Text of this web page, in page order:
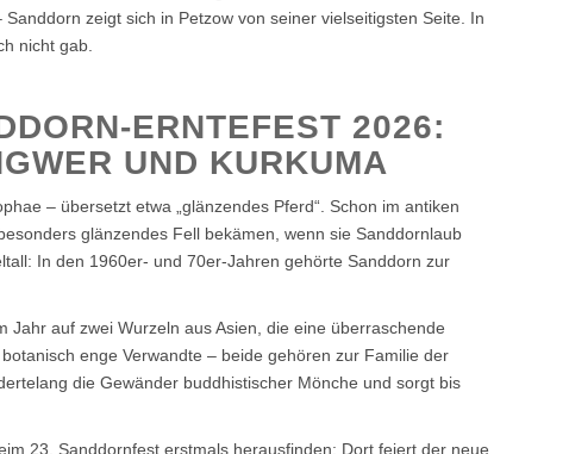
zeigt sich in Petzow von seiner vielseitigsten Seite. In
nicht gab.
ERNTEFEST 2026:
UND KURKUMA
– übersetzt etwa „glänzendes Pferd“. Schon im antiken
glänzendes Fell bekämen, wenn sie Sanddornlaub
In den 1960er- und 70er-Jahren gehörte Sanddorn zur
Jahr auf zwei Wurzeln aus Asien, die eine überraschende
enge Verwandte – beide gehören zur Familie der
die Gewänder buddhistischer Mönche und sorgt bis
23. Sanddornfest erstmals herausfinden: Dort feiert der neue